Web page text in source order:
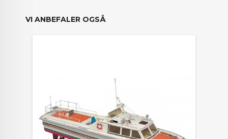
VI ANBEFALER OGSÅ